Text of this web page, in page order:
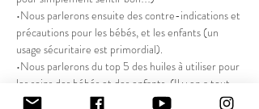
•Nous parlerons ensuite des contre-indications et
précautions pour les bébés, et les enfants (un
usage sécuritaire est primordial).
•Nous parlerons du top 5 des huiles à utiliser pour
les soins des bébés et des enfants. (Il y en a tout
plein mais il faut bien commencer quelque part!)